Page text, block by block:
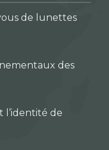
de lunettes
des
de